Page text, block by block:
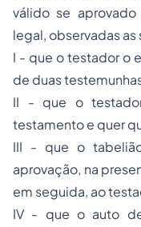
válido se
legal, observadas
I - que o testador o
de duas
II - que o
testamento e quer
III - que o
aprovação, na
em seguida, ao
IV - que o auto